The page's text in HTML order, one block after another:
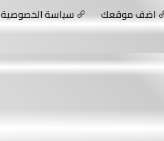
اضف موقعك سياسة الخصوصية